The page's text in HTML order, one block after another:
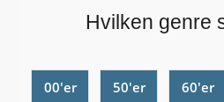
Hvilken genre
00'er 50'er 60'er